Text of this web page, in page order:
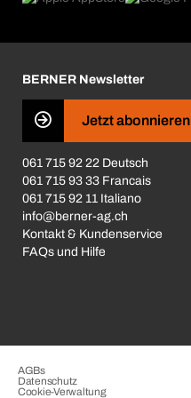
Business Conduct
BERNER Newsletter
Jetzt abonnieren
061 715 92 22 Deutsch
061 715 93 33 Francais
061 715 92 11 Italiano
info@berner-ag.ch
Kontakt & Kundenservice
FAQs und Hilfe
AGBs
Datenschutz
Cookie-Verwaltung